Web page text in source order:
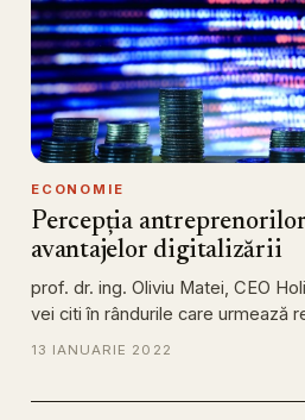
ECONOMIE
Percepția
avantajelor digitalizării
prof. dr. ing. Oliviu Matei, CEO
vei citi în rândurile care urmează
13 IANUARIE 2022